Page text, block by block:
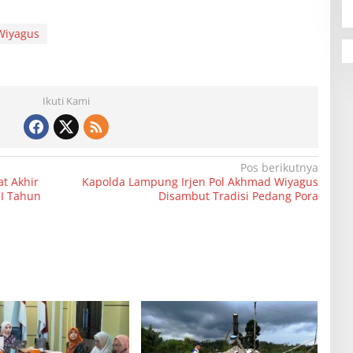
Ikuti Kami
Akhir
Tahun
Pos berikutnya
Kapolda Lampung Irjen Pol Akhmad Wiyagus
Disambut Tradisi Pedang Pora